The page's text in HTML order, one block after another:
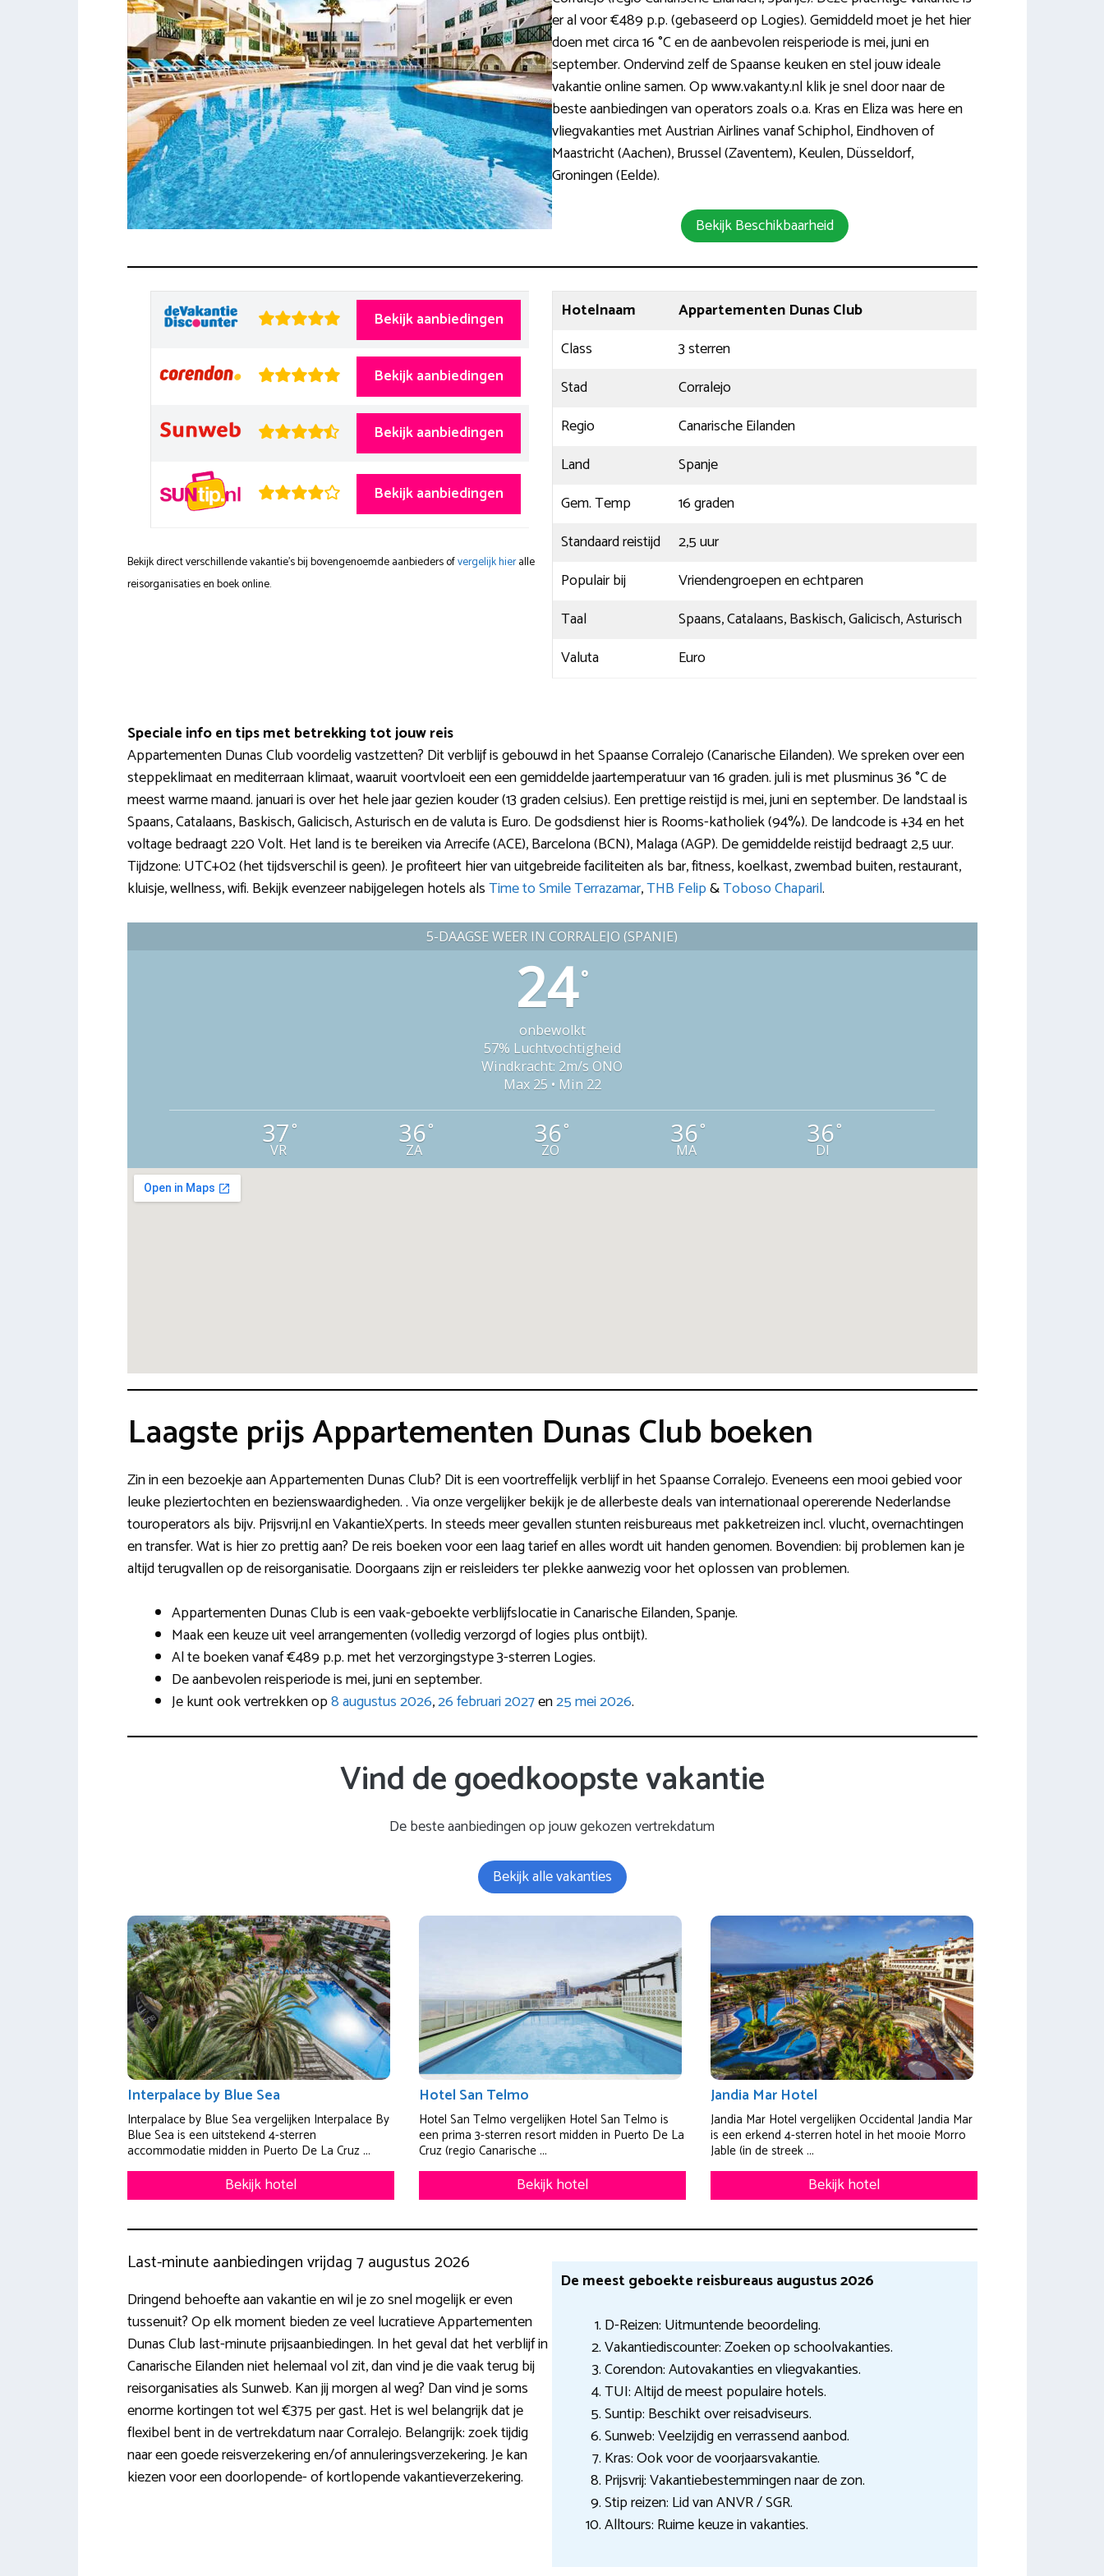
er al voor €489 p.p. (gebaseerd op Logies). Gemiddeld moet je het hier
doen met circa 16 °C en de aanbevolen reisperiode is mei, juni en
september. Ondervind zelf de Spaanse keuken en stel jouw ideale
vakantie online samen. Op www.vakanty.nl klik je snel door naar de
beste aanbiedingen van operators zoals o.a. Kras en Eliza was here en
vliegvakanties met Austrian Airlines vanaf Schiphol, Eindhoven of
Maastricht (Aachen), Brussel (Zaventem), Keulen, Düsseldorf,
Groningen (Eelde).
Bekijk Beschikbaarheid
Bekijk aanbiedingen
Bekijk aanbiedingen
Bekijk aanbiedingen
Bekijk aanbiedingen
Bekijk direct verschillende vakantie's bij bovengenoemde aanbieders ofvergelijk hieralle
reisorganisaties en boek online.
Hotelnaam
Appartementen Dunas Club
Class
3 sterren
Stad
Corralejo
Regio
Canarische Eilanden
Land
Spanje
Gem. Temp
16 graden
Standaard reistijd
2,5 uur
Populair bij
Vriendengroepen en echtparen
Taal
Spaans, Catalaans, Baskisch, Galicisch, Asturisch
Valuta
Euro
Speciale info en tips met betrekking tot jouw reis
Appartementen Dunas Club voordelig vastzetten? Dit verblijf is gebouwd in het Spaanse Corralejo (Canarische Eilanden). We spreken over een
steppeklimaat en mediterraan klimaat, waaruit voortvloeit een een gemiddelde jaartemperatuur van 16 graden. juli is met plusminus 36 °C de
meest warme maand. januari is over het hele jaar gezien kouder (13 graden celsius). Een prettige reistijd is mei, juni en september. De landstaal is
Spaans, Catalaans, Baskisch, Galicisch, Asturisch en de valuta is Euro. De godsdienst hier is Rooms-katholiek (94%). De landcode is +34 en het
voltage bedraagt 220 Volt. Het land is te bereiken via Arrecife (ACE), Barcelona (BCN), Malaga (AGP). De gemiddelde reistijd bedraagt 2,5 uur.
Tijdzone: UTC+02 (het tijdsverschil is geen). Je profiteert hier van uitgebreide faciliteiten als bar, fitness, koelkast, zwembad buiten, restaurant,
kluisje, wellness, wifi. Bekijk evenzeer nabijgelegen hotels alsTime to Smile Terrazamar,THB Felip&Toboso Chaparil.
5-DAAGSE WEER IN CORRALEJO (SPANJE)
24°
onbewolkt
57% Luchtvochtigheid
Windkracht: 2m/s ONO
Max 25 • Min 22
37°
VR
36°
ZA
36°
ZO
36°
MA
36°
DI
Laagste prijs Appartementen Dunas Club boeken
Zin in een bezoekje aan Appartementen Dunas Club? Dit is een voortreffelijk verblijf in het Spaanse Corralejo. Eveneens een mooi gebied voor
leuke pleziertochten en bezienswaardigheden. . Via onze vergelijker bekijk je de allerbeste deals van internationaal opererende Nederlandse
touroperators als bijv. Prijsvrij.nl en VakantieXperts. In steeds meer gevallen stunten reisbureaus met pakketreizen incl. vlucht, overnachtingen
en transfer. Wat is hier zo prettig aan? De reis boeken voor een laag tarief en alles wordt uit handen genomen. Bovendien: bij problemen kan je
altijd terugvallen op de reisorganisatie. Doorgaans zijn er reisleiders ter plekke aanwezig voor het oplossen van problemen.
Appartementen Dunas Club is een vaak-geboekte verblijfslocatie in Canarische Eilanden, Spanje.
Maak een keuze uit veel arrangementen (volledig verzorgd of logies plus ontbijt).
Al te boeken vanaf €489 p.p. met het verzorgingstype 3-sterren Logies.
De aanbevolen reisperiode is mei, juni en september.
Je kunt ook vertrekken op8 augustus 2026,26 februari 2027en25 mei 2026.
Vind de goedkoopste vakantie
De beste aanbiedingen op jouw gekozen vertrekdatum
Bekijk alle vakanties
Interpalace by Blue Sea
Interpalace by Blue Sea vergelijken Interpalace By
Blue Sea is een uitstekend 4-sterren
accommodatie midden in Puerto De La Cruz ...
Bekijk hotel
Hotel San Telmo
Hotel San Telmo vergelijken Hotel San Telmo is
een prima 3-sterren resort midden in Puerto De La
Cruz (regio Canarische ...
Bekijk hotel
Jandia Mar Hotel
Jandia Mar Hotel vergelijken Occidental Jandia Mar
is een erkend 4-sterren hotel in het mooie Morro
Jable (in de streek ...
Bekijk hotel
Last-minute aanbiedingen vrijdag 7 augustus 2026
Dringend behoefte aan vakantie en wil je zo snel mogelijk er even
tussenuit? Op elk moment bieden ze veel lucratieve Appartementen
Dunas Club last-minute prijsaanbiedingen. In het geval dat het verblijf in
Canarische Eilanden niet helemaal vol zit, dan vind je die vaak terug bij
reisorganisaties als Sunweb. Kan jij morgen al weg? Dan vind je soms
enorme kortingen tot wel €375 per gast. Het is wel belangrijk dat je
flexibel bent in de vertrekdatum naar Corralejo. Belangrijk: zoek tijdig
naar een goede reisverzekering en/of annuleringsverzekering. Je kan
kiezen voor een doorlopende- of kortlopende vakantieverzekering.
De meest geboekte reisbureaus augustus 2026
D-Reizen: Uitmuntende beoordeling.
Vakantiediscounter: Zoeken op schoolvakanties.
Corendon: Autovakanties en vliegvakanties.
TUI: Altijd de meest populaire hotels.
Suntip: Beschikt over reisadviseurs.
Sunweb: Veelzijdig en verrassend aanbod.
Kras: Ook voor de voorjaarsvakantie.
Prijsvrij: Vakantiebestemmingen naar de zon.
Stip reizen: Lid van ANVR / SGR.
Alltours: Ruime keuze in vakanties.